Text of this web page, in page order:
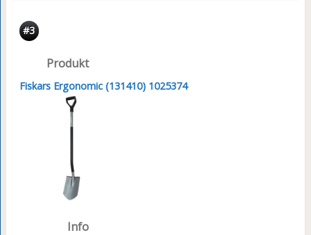
#3
Produkt
Fiskars Ergonomic (131410) 1025374
Info